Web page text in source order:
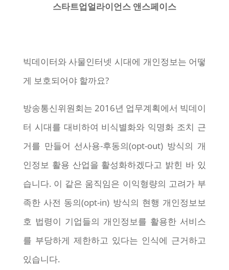
스타트업얼라이언스 앤스페이스
빅데이터와 사물인터넷 시대에 개인정보는 어떻
게 보호되어야 할까요?
방송통신위원회는 2016년 업무계획에서 빅데이
터 시대를 대비하여 비식별화와 익명화 조치 근
거를 만들어 선사용-후동의(opt-out) 방식의 개
인정보 활용 산업을 활성화하겠다고 밝힌 바 있
습니다. 이 같은 움직임은 이익형량의 고려가 부
족한 사전 동의(opt-in) 방식의 현행 개인정보보
호 법령이 기업들의 개인정보를 활용한 서비스
를 부당하게 제한하고 있다는 인식에 근거하고
있습니다.